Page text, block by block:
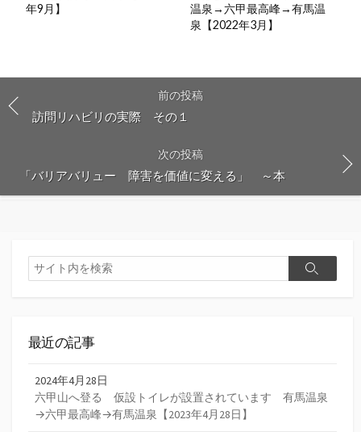
年9月】
温泉→六甲最高峰→有馬温
泉【2022年3月】
前の投稿
訪問リハビリの実際 その１
次の投稿
「バリアバリュー 障害を価値に変える」 ～本
検
索
検
最近の記事
2024年4月28日
六甲山へ登る 仮設トイレが設置されています 有馬温泉
→六甲最高峰→有馬温泉【2023年4月28日】